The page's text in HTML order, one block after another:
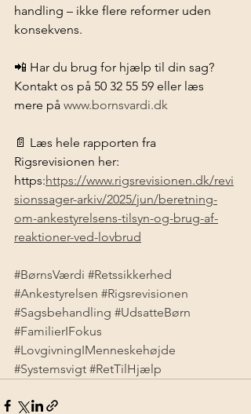
handling – ikke flere reformer uden
konsekvens.
📲 Har du brug for hjælp til din sag?
Kontakt os på 50 32 55 59 eller læs
mere på www.bornsvardi.dk
📄 Læs hele rapporten fra
Rigsrevisionen her:
https:https://www.rigsrevisionen.dk/revi
sionssager-arkiv/2025/jun/beretning-
om-ankestyrelsens-tilsyn-og-brug-af-
reaktioner-ved-lovbrud
#BørnsVærdi #Retssikkerhed
#Ankestyrelsen #Rigsrevisionen
#Sagsbehandling #UdsatteBørn
#FamilierIFokus
#LovgivningIMenneskehøjde
#Systemsvigt #RetTilHjælp